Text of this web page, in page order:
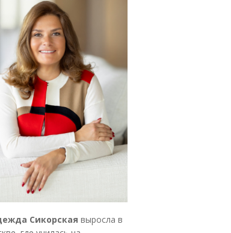
Сикорская выросла в